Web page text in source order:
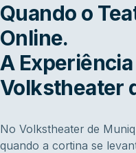
Quando o
Online.
A
Volkstheater
No Volkstheater de
quando a cortina se